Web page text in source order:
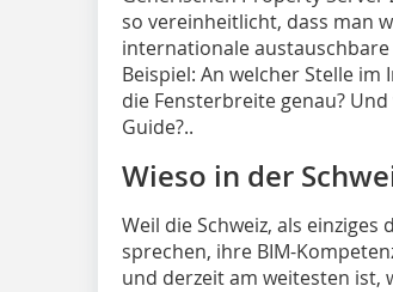
so vereinheitlicht, dass man
internationale
Beispiel: An welcher Stelle
die Fensterbreite genau?
Guide?..
Wieso in der
Weil die Schweiz, als
sprechen, ihre BIM-
und derzeit am weitesten ist,